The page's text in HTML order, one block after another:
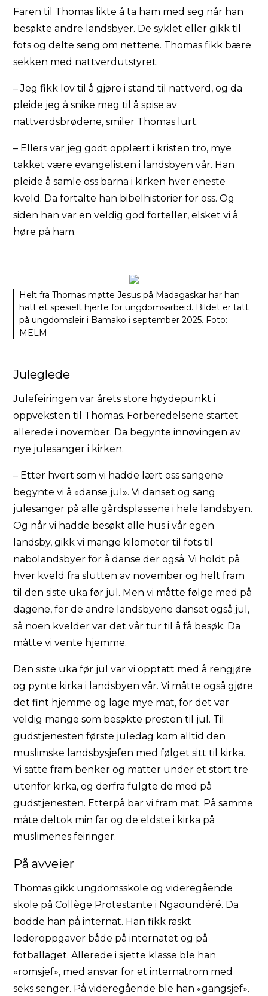
Faren til Thomas likte å ta ham med seg når han
besøkte andre landsbyer. De syklet eller gikk til
fots og delte seng om nettene. Thomas fikk bære
sekken med nattverdutstyret.
– Jeg fikk lov til å gjøre i stand til nattverd, og da
pleide jeg å snike meg til å spise av
nattverdsbrødene, smiler Thomas lurt.
– Ellers var jeg godt opplært i kristen tro, mye
takket være evangelisten i landsbyen vår. Han
pleide å samle oss barna i kirken hver eneste
kveld. Da fortalte han bibelhistorier for oss. Og
siden han var en veldig god forteller, elsket vi å
høre på ham.
Helt fra Thomas møtte Jesus på Madagaskar har han
hatt et spesielt hjerte for ungdomsarbeid. Bildet er tatt
på ungdomsleir i Bamako i september 2025. Foto:
MELM
Juleglede
Julefeiringen var årets store høydepunkt i
oppveksten til Thomas. Forberedelsene startet
allerede i november. Da begynte innøvingen av
nye julesanger i kirken.
– Etter hvert som vi hadde lært oss sangene
begynte vi å «danse jul». Vi danset og sang
julesanger på alle gårdsplassene i hele landsbyen.
Og når vi hadde besøkt alle hus i vår egen
landsby, gikk vi mange kilometer til fots til
nabolandsbyer for å danse der også. Vi holdt på
hver kveld fra slutten av november og helt fram
til den siste uka før jul. Men vi måtte følge med på
dagene, for de andre landsbyene danset også jul,
så noen kvelder var det vår tur til å få besøk. Da
måtte vi vente hjemme.
Den siste uka før jul var vi opptatt med å rengjøre
og pynte kirka i landsbyen vår. Vi måtte også gjøre
det fint hjemme og lage mye mat, for det var
veldig mange som besøkte presten til jul. Til
gudstjenesten første juledag kom alltid den
muslimske landsbysjefen med følget sitt til kirka.
Vi satte fram benker og matter under et stort tre
utenfor kirka, og derfra fulgte de med på
gudstjenesten. Etterpå bar vi fram mat. På samme
måte deltok min far og de eldste i kirka på
muslimenes feiringer.
På avveier
Thomas gikk ungdomsskole og videregående
skole på Collège Protestante i Ngaoundéré. Da
bodde han på internat. Han fikk raskt
lederoppgaver både på internatet og på
fotballaget. Allerede i sjette klasse ble han
«romsjef», med ansvar for et internatrom med
seks senger. På videregående ble han «gangsjef».